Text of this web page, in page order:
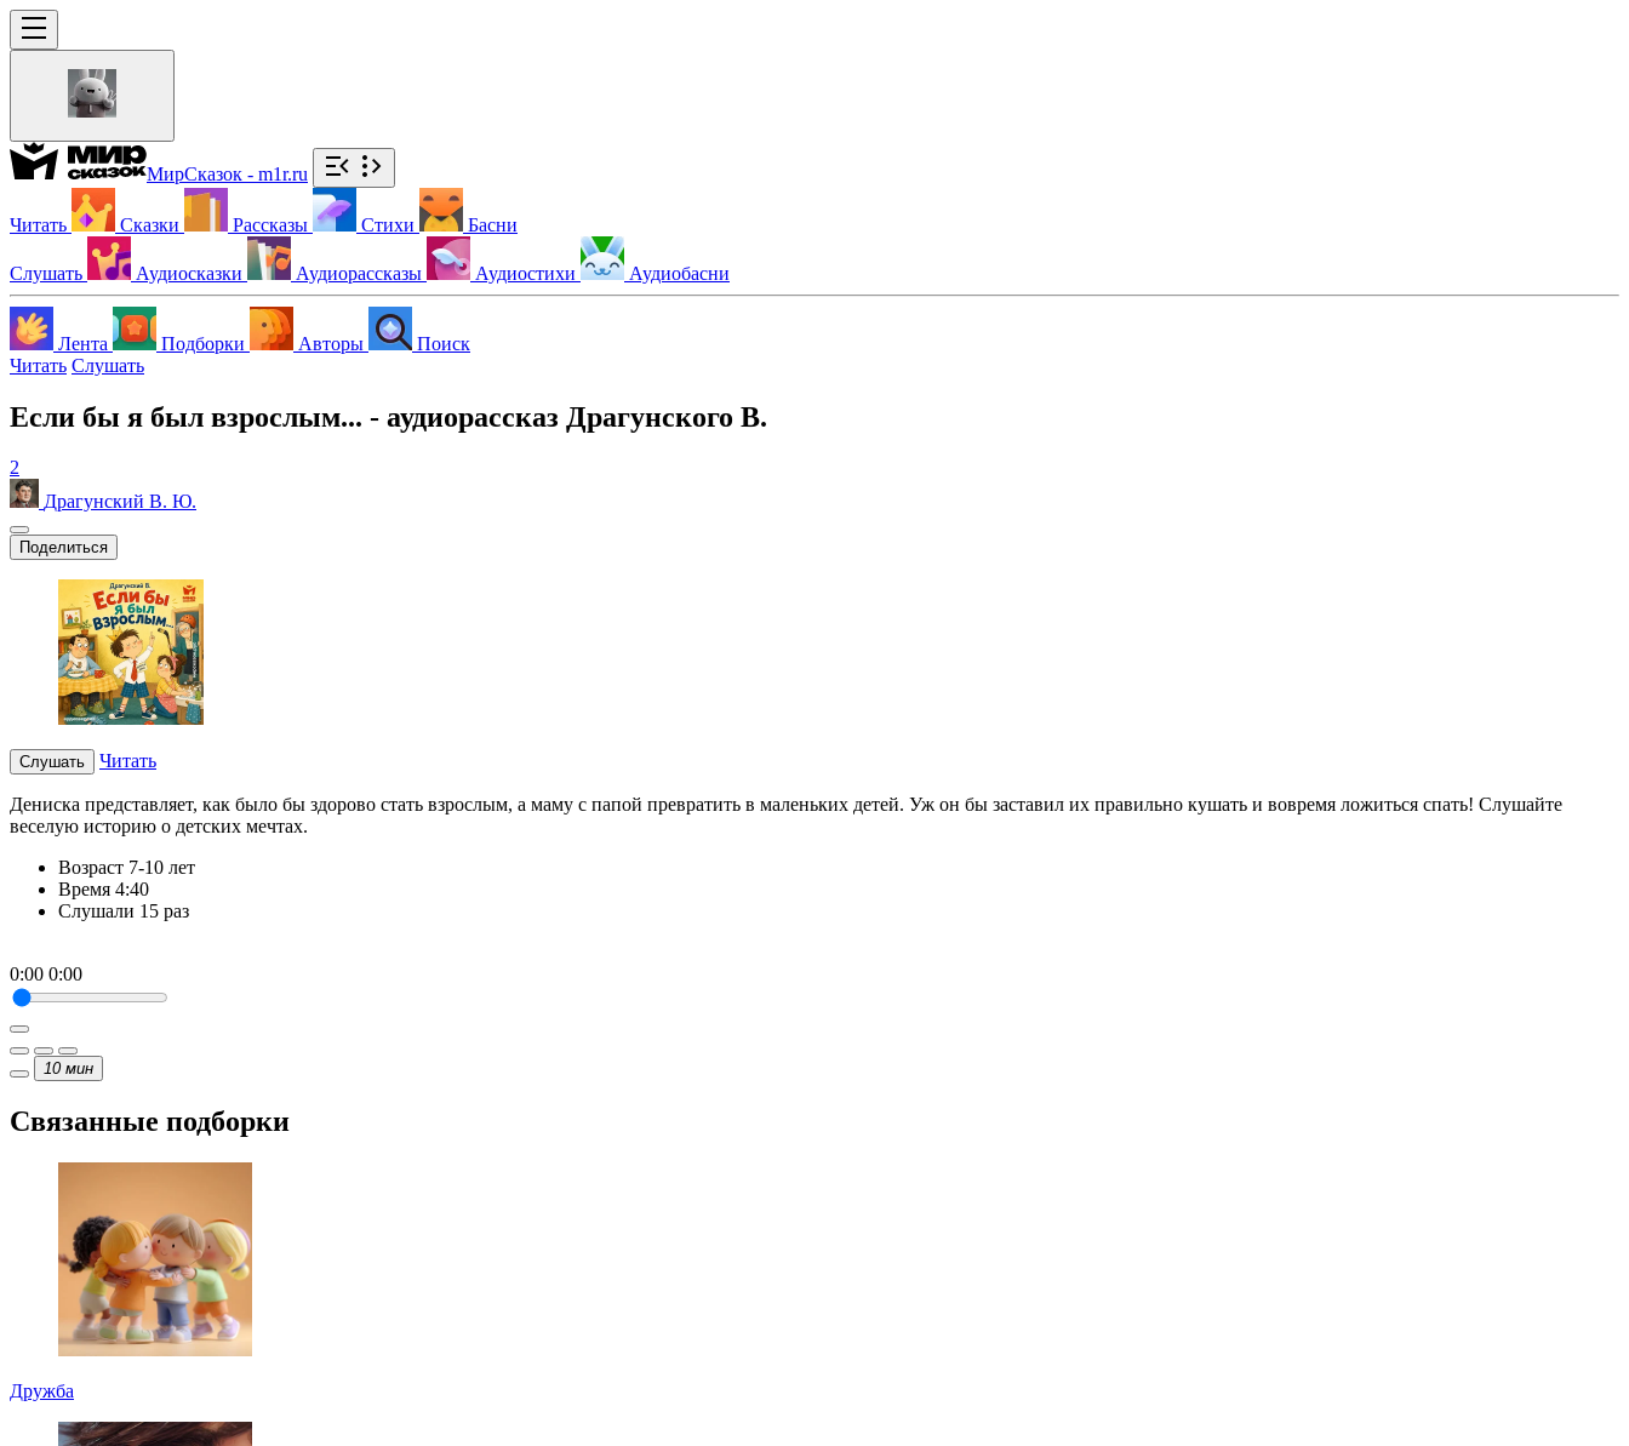
МирСказок - m1r.ru
Читать Сказки Рассказы Стихи Басни
Слушать Аудиосказки Аудиорассказы Аудиостихи Аудиобасни
Лента Подборки Авторы
Поиск
Читать Слушать
Если бы я был взрослым... - аудиорассказ Драгунского В.
2
Драгунский В. Ю.
Поделиться
Слушать Читать
Дениска представляет, как было бы здорово стать взрослым, а маму с папой превратить в маленьких детей. Уж он бы заставил их правильно кушать и вовремя ложиться спать! Слушайте
веселую историю о детских мечтах.
Возраст 7-10 лет
Время 4:40
Слушали 15 раз
0:00 0:00
10 мин
Связанные подборки
Дружба